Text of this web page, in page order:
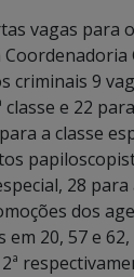
vagas para
criminais 9
e 22
a classe
28 para
dos
20, 57 e